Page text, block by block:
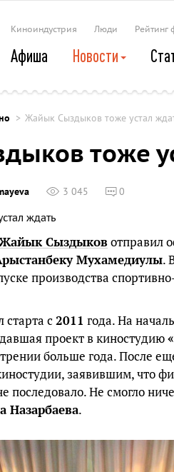
Киноиндустрия Люди Рейтинг
Афиша Новости
Жайык Сыздыков тоже устал
тоже
3 045 0
Сыздыковотправил
Мухамедиулы.
производства
с2011 года. На
проект в киностудию
больше года. После
заявившим, что
последовало. Не смогло
Назарбаева.